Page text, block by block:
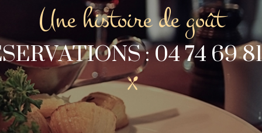
Une histoire de goût
: 04 74 69